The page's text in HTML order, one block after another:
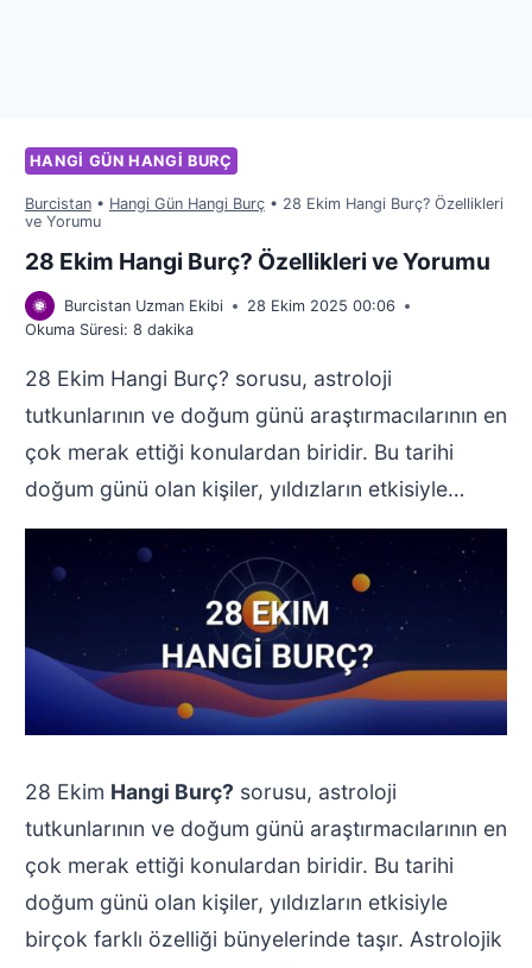
HANGI GÜN HANGI BURÇ
Burcistan• Hangi Gün Hangi Burç• 28 Ekim Hangi Burç? Özellikleri
ve Yorumu
28 Ekim Hangi Burç? Özellikleri ve Yorumu
Burcistan Uzman Ekibi
28 Ekim 2025 00:06
Okuma Süresi: 8 dakika
28 Ekim Hangi Burç? sorusu, astroloji
tutkunlarının ve doğum günü araştırmacılarının en
çok merak ettiği konulardan biridir. Bu tarihi
doğum günü olan kişiler, yıldızların etkisiyle…
28 Ekim Hangi Burç? sorusu, astroloji
tutkunlarının ve doğum günü araştırmacılarının en
çok merak ettiği konulardan biridir. Bu tarihi
doğum günü olan kişiler, yıldızların etkisiyle
birçok farklı özelliği bünyelerinde taşır. Astrolojik